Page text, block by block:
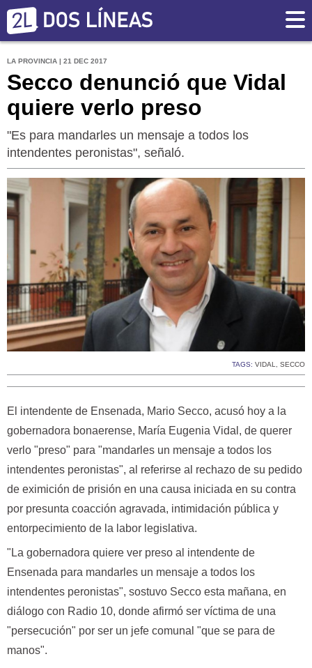
LA PROVINCIA | 21 DEC 2017
Secco denunció que Vidal
quiere verlo preso
"Es para mandarles un mensaje a todos los
intendentes peronistas", señaló.
TAGS: VIDAL, SECCO
El intendente de Ensenada, Mario Secco, acusó hoy a la
gobernadora bonaerense, María Eugenia Vidal, de querer
verlo "preso" para "mandarles un mensaje a todos los
intendentes peronistas", al referirse al rechazo de su pedido
de eximición de prisión en una causa iniciada en su contra
por presunta coacción agravada, intimidación pública y
entorpecimiento de la labor legislativa.
"La gobernadora quiere ver preso al intendente de
Ensenada para mandarles un mensaje a todos los
intendentes peronistas", sostuvo Secco esta mañana, en
diálogo con Radio 10, donde afirmó ser víctima de una
"persecución" por ser un jefe comunal "que se para de
manos".